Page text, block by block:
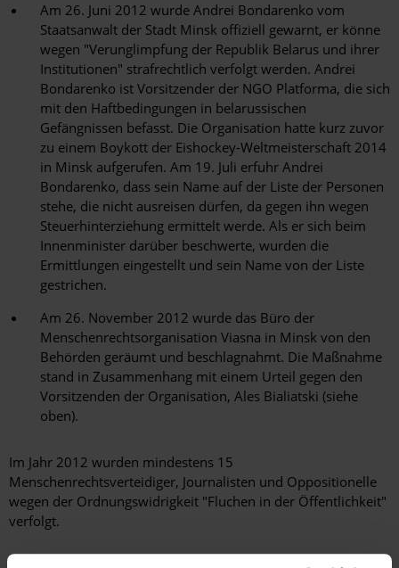
Am 26. Juni 2012 wurde Andrei Bondarenko vom
Staatsanwalt der Stadt Minsk offiziell gewarnt, er könne
wegen "Verunglimpfung der Republik Belarus und ihrer
Institutionen" strafrechtlich verfolgt werden. Andrei
Bondarenko ist Vorsitzender der NGO Platforma, die sich
mit den Haftbedingungen in belarussischen
Gefängnissen befasst. Die Organisation hatte kurz zuvor
zu einem Boykott der Eishockey-Weltmeisterschaft 2014
in Minsk aufgerufen. Am 19. Juli erfuhr Andrei
Bondarenko, dass sein Name auf der Liste der Personen
stehe, die nicht ausreisen dürfen, da gegen ihn wegen
Steuerhinterziehung ermittelt werde. Als er sich beim
Innenminister darüber beschwerte, wurden die
Ermittlungen eingestellt und sein Name von der Liste
gestrichen.
Am 26. November 2012 wurde das Büro der
Menschenrechtsorganisation Viasna in Minsk von den
Behörden geräumt und beschlagnahmt. Die Maßnahme
stand in Zusammenhang mit einem Urteil gegen den
Vorsitzenden der Organisation, Ales Bialiatski (siehe
oben).
Im Jahr 2012 wurden mindestens 15
Menschenrechtsverteidiger, Journalisten und Oppositionelle
wegen der Ordnungswidrigkeit "Fluchen in der Öffentlichkeit"
verfolgt.